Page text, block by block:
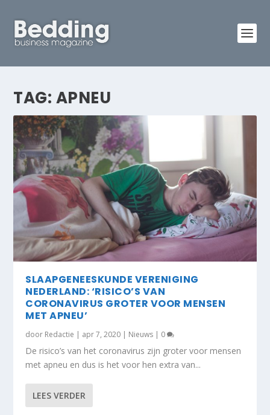
TAG: APNEU
SLAAPGENEESKUNDE VERENIGING
NEDERLAND: ‘RISICO’S VAN
CORONAVIRUS GROTER VOOR MENSEN
MET APNEU’
door Redactie | apr 7, 2020 | Nieuws | 0
De risico’s van het coronavirus zijn groter voor mensen
met apneu en dus is het voor hen extra van...
LEES VERDER